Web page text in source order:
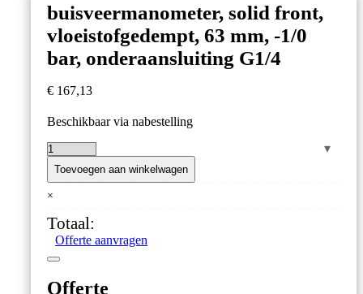
buisveermanometer, solid front,
vloeistofgedempt, 63 mm, -1/0
bar, onderaansluiting G1/4
€ 167,13
Beschikbaar via nabestelling
buisveermanometer,
solid
front,
vloeistofgedempt,
mm,
-1/0
bar,
G1/4
Toevoegen aan winkelwagen
×
Totaal:
Offerte aanvragen
Offerte